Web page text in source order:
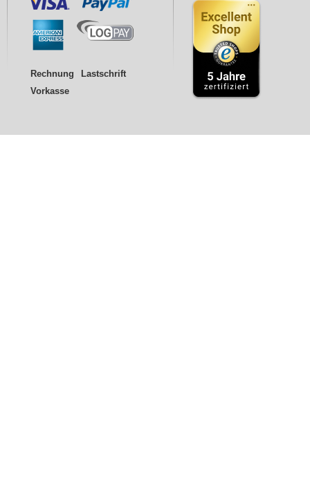
Rechnung
Lastschrift
Vorkasse